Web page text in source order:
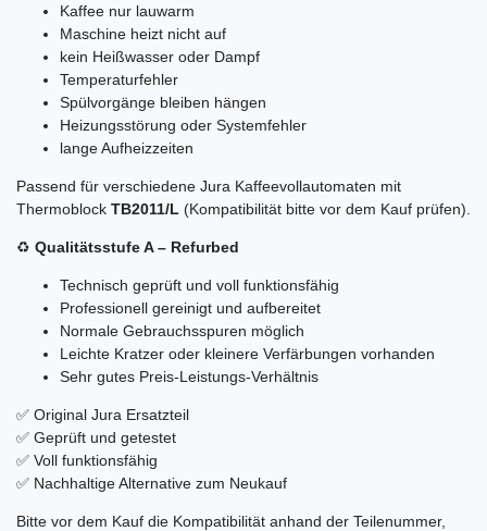
Kaffee nur lauwarm
Maschine heizt nicht auf
kein Heißwasser oder Dampf
Temperaturfehler
Spülvorgänge bleiben hängen
Heizungsstörung oder Systemfehler
lange Aufheizzeiten
Passend für verschiedene Jura Kaffeevollautomaten mit
Thermoblock TB2011/L (Kompatibilität bitte vor dem Kauf prüfen).
♻️ Qualitätsstufe A – Refurbed
Technisch geprüft und voll funktionsfähig
Professionell gereinigt und aufbereitet
Normale Gebrauchsspuren möglich
Leichte Kratzer oder kleinere Verfärbungen vorhanden
Sehr gutes Preis-Leistungs-Verhältnis
✅ Original Jura Ersatzteil
✅ Geprüft und getestet
✅ Voll funktionsfähig
✅ Nachhaltige Alternative zum Neukauf
Bitte vor dem Kauf die Kompatibilität anhand der Teilenummer,